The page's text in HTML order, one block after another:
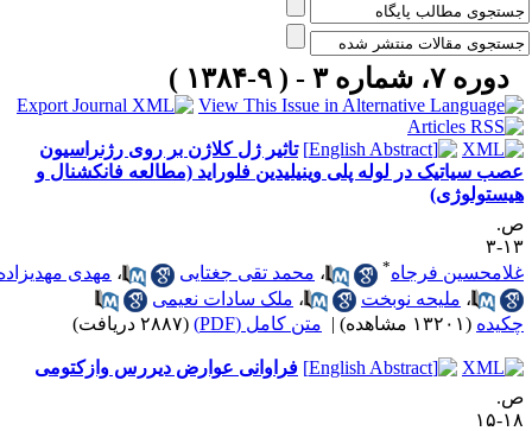
دوره ۷، شماره ۳ - ( ۹-۱۳۸۴ )
تاثیر ژل کلاژن بر روی رژنراسیون
سیاتیک در لوله پلی وینیلیدین فلوراید (مطالعه فانکشنال و
۳
فرجاه* ،محمد تقی جغتایی ،مهدی مهدیزاده
،ملیحه نوبخت ،ملک سادات نعیمی
(۱۳۲۰۱ مشاهده) | متن کامل (PDF) (۲۸۸۷ دریافت)
فراوانی عوارض دیررس وازکتومی
۱۵